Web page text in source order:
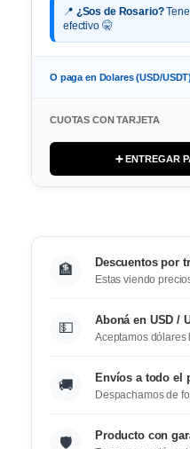
📍 ¿Sos de Rosario?
efectivo 🤫
O paga en Dolares (USD/USDT)
CUOTAS CON TARJETA
➕ ENTREGAR
🏦 Descuentos por
Estas viendo
💵 Aboná en USD /
Aceptamos dólares
🚚 Envíos a todo el
Despachamos de
🛡️ Producto con